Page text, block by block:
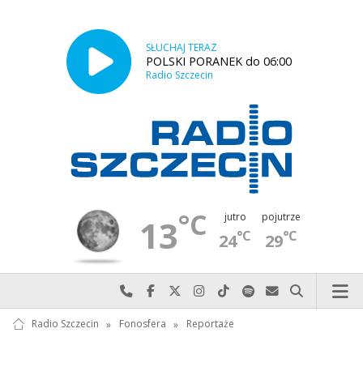
SŁUCHAJ TERAZ
POLSKI PORANEK do 06:00
Radio Szczecin
13°C jutro
24°C
pojutrze
29°C
Najlepiej po prostu do nas zadzwoń
Odwiedź nas na Facebook-u
Odwiedź nas na X
Odwiedź nas na Instagram-ie
Odwiedź nas na TikTok-u
Szukaj nas na Spotify
Wyślij do nas
Szukaj
Radio Szczecin » Fonosfera » Reportaże